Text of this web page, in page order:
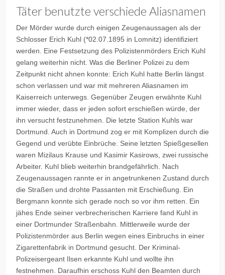
Täter benutzte verschiede Aliasnamen
Der Mörder wurde durch einigen Zeugenaussagen als der
Schlosser Erich Kuhl (*02.07.1895 in Lomnitz) identifiziert
werden. Eine Festsetzung des Polizistenmörders Erich Kuhl
gelang weiterhin nicht. Was die Berliner Polizei zu dem
Zeitpunkt nicht ahnen konnte: Erich Kuhl hatte Berlin längst
schon verlassen und war mit mehreren Aliasnamen im
Kaiserreich unterwegs. Gegenüber Zeugen erwähnte Kuhl
immer wieder, dass er jeden sofort erschießen würde, der
ihn versucht festzunehmen. Die letzte Station Kuhls war
Dortmund. Auch in Dortmund zog er mit Komplizen durch die
Gegend und verübte Einbrüche. Seine letzten Spießgesellen
waren Mizilaus Krause und Kasimir Kasirows, zwei russische
Arbeiter. Kuhl blieb weiterhin brandgefährlich. Nach
Zeugenaussagen rannte er in angetrunkenen Zustand durch
die Straßen und drohte Passanten mit Erschießung. Ein
Bergmann konnte sich gerade noch so vor ihm retten. Ein
jähes Ende seiner verbrecherischen Karriere fand Kuhl in
einer Dortmunder Straßenbahn. Mittlerweile wurde der
Polizistenmörder aus Berlin wegen eines Einbruchs in einer
Zigarettenfabrik in Dortmund gesucht. Der Kriminal-
Polizeisergeant Ilsen erkannte Kuhl und wollte ihn
festnehmen. Daraufhin erschoss Kuhl den Beamten durch